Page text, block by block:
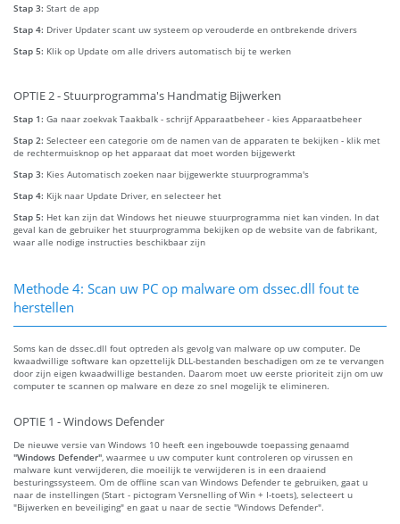
Stap 3: Start de app
Stap 4: Driver Updater scant uw systeem op verouderde en ontbrekende drivers
Stap 5: Klik op Update om alle drivers automatisch bij te werken
OPTIE 2 - Stuurprogramma's Handmatig Bijwerken
Stap 1: Ga naar zoekvak Taakbalk - schrijf Apparaatbeheer - kies Apparaatbeheer
Stap 2: Selecteer een categorie om de namen van de apparaten te bekijken - klik met
de rechtermuisknop op het apparaat dat moet worden bijgewerkt
Stap 3: Kies Automatisch zoeken naar bijgewerkte stuurprogramma's
Stap 4: Kijk naar Update Driver, en selecteer het
Stap 5: Het kan zijn dat Windows het nieuwe stuurprogramma niet kan vinden. In dat
geval kan de gebruiker het stuurprogramma bekijken op de website van de fabrikant,
waar alle nodige instructies beschikbaar zijn
Methode 4: Scan uw PC op malware om dssec.dll fout te
herstellen
Soms kan de dssec.dll fout optreden als gevolg van malware op uw computer. De
kwaadwillige software kan opzettelijk DLL-bestanden beschadigen om ze te vervangen
door zijn eigen kwaadwillige bestanden. Daarom moet uw eerste prioriteit zijn om uw
computer te scannen op malware en deze zo snel mogelijk te elimineren.
OPTIE 1 - Windows Defender
De nieuwe versie van Windows 10 heeft een ingebouwde toepassing genaamd
"Windows Defender" , waarmee u uw computer kunt controleren op virussen en
malware kunt verwijderen, die moeilijk te verwijderen is in een draaiend
besturingssysteem. Om de offline scan van Windows Defender te gebruiken, gaat u
naar de instellingen (Start - pictogram Versnelling of Win + I-toets), selecteert u
"Bijwerken en beveiliging" en gaat u naar de sectie "Windows Defender".